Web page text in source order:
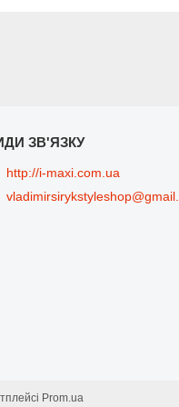
http://i-maxi.com.ua
Prom.ua